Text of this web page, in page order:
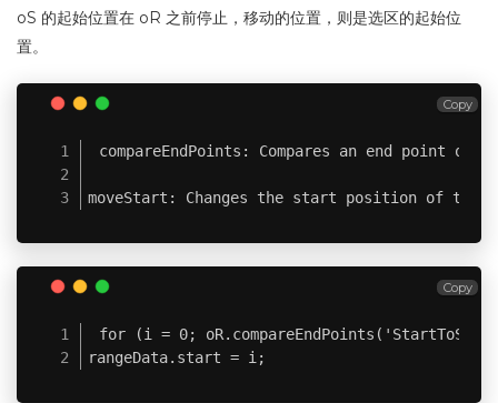
oS 的起始位置在 oR 之前停止，移动的位置，则是选区的起始位
置。
compareEndPoints: Compares an end point
moveStart: Changes the start position of the
Copy
for (i = 0;
rangeData.start = i;
Copy